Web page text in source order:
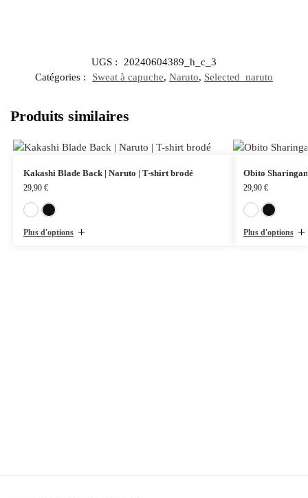
UGS :
20240604389_h_c_3
Catégories :
Sweat à capuche, Naruto, Selected_naruto
Produits similaires
Kakashi Blade Back | Naruto | T-shirt brodé
29,90 €
Plus d'options
Obito
29,90 €
Plus d'options